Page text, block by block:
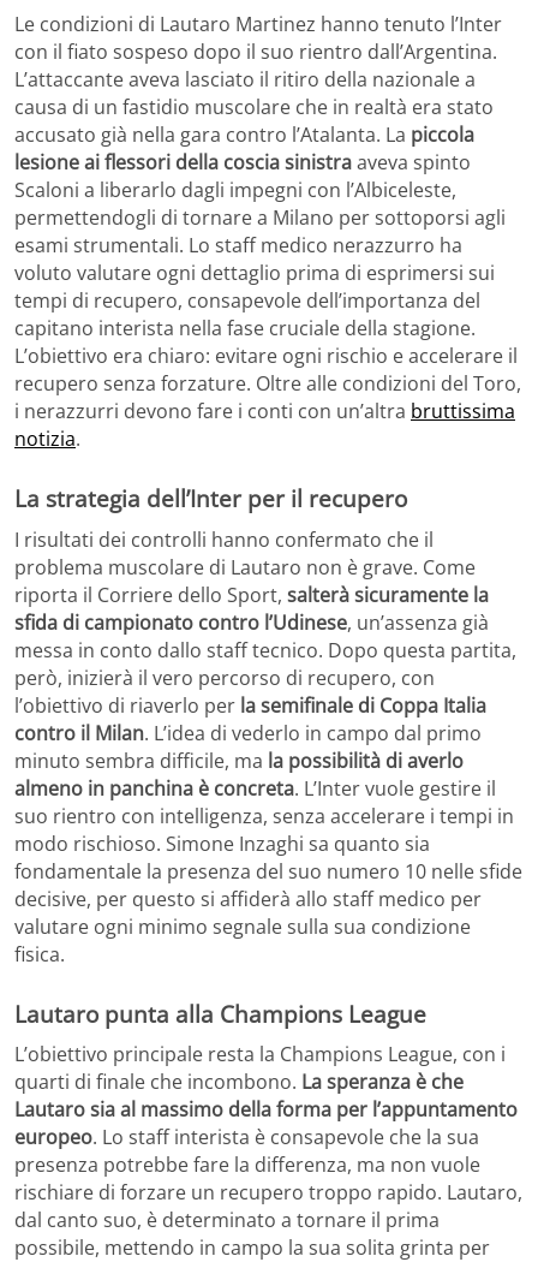
Le condizioni di Lautaro Martinez hanno tenuto l’Inter
con il fiato sospeso dopo il suo rientro dall’Argentina.
L’attaccante aveva lasciato il ritiro della nazionale a
causa di un fastidio muscolare che in realtà era stato
accusato già nella gara contro l’Atalanta. La piccola
lesione ai flessori della coscia sinistraaveva spinto
Scaloni a liberarlo dagli impegni con l’Albiceleste,
permettendogli di tornare a Milano per sottoporsi agli
esami strumentali. Lo staff medico nerazzurro ha
voluto valutare ogni dettaglio prima di esprimersi sui
tempi di recupero, consapevole dell’importanza del
capitano interista nella fase cruciale della stagione.
L’obiettivo era chiaro: evitare ogni rischio e accelerare il
recupero senza forzature. Oltre alle condizioni del Toro,
i nerazzurri devono fare i conti con un’altra bruttissima
notizia.
La strategia dell’Inter per il recupero
I risultati dei controlli hanno confermato che il
problema muscolare di Lautaro non è grave. Come
riporta il Corriere dello Sport, salterà sicuramente la
sfida di campionato contro l’Udinese, un’assenza già
messa in conto dallo staff tecnico. Dopo questa partita,
però, inizierà il vero percorso di recupero, con
l’obiettivo di riaverlo per la semifinale di Coppa Italia
contro il Milan. L’idea di vederlo in campo dal primo
minuto sembra difficile, ma la possibilità di averlo
almeno in panchina è concreta. L’Inter vuole gestire il
suo rientro con intelligenza, senza accelerare i tempi in
modo rischioso. Simone Inzaghi sa quanto sia
fondamentale la presenza del suo numero 10 nelle sfide
decisive, per questo si affiderà allo staff medico per
valutare ogni minimo segnale sulla sua condizione
fisica.
Lautaro punta alla Champions League
L’obiettivo principale resta la Champions League, con i
quarti di finale che incombono. La speranza è che
Lautaro sia al massimo della forma per l’appuntamento
europeo. Lo staff interista è consapevole che la sua
presenza potrebbe fare la differenza, ma non vuole
rischiare di forzare un recupero troppo rapido. Lautaro,
dal canto suo, è determinato a tornare il prima
possibile, mettendo in campo la sua solita grinta per